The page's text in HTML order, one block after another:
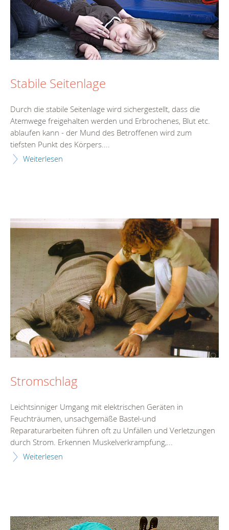
Stabile Seitenlage
Durch die stabile Seitenlage wird sichergestellt, dass die
Atemwege freigehalten werden und Erbrochenes, Blut etc.
ablaufen kann - der Mund des Betroffenen wird zum
tiefsten Punkt des Körpers....
Weiterlesen
Stromschlag
Leichtsinniger Umgang mit elektrischen Geräten in
Feuchträumen, unsachgemäße Bastel-und
Reparaturarbeiten führen oft zu Unfällen und Verletzungen
durch Strom. Erkennen Muskelverkrampfung,...
Weiterlesen